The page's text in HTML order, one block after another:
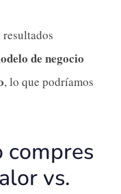
de negocio
, lo que podríamos
compres
vs.